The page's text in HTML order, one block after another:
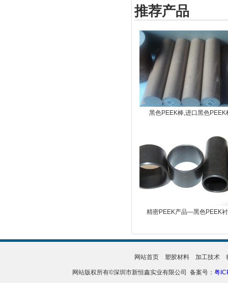
推荐产品
黑色PEEK棒,进口黑色PEEK
精密PEEK产品—黑色PEEK
网站首页 塑胶材料 加工技术
网站版权所有©深圳市新恒鑫实业有限公司 备案号： 粤